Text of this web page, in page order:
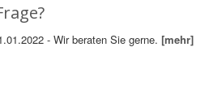
- Wir beraten Sie gerne.[mehr]